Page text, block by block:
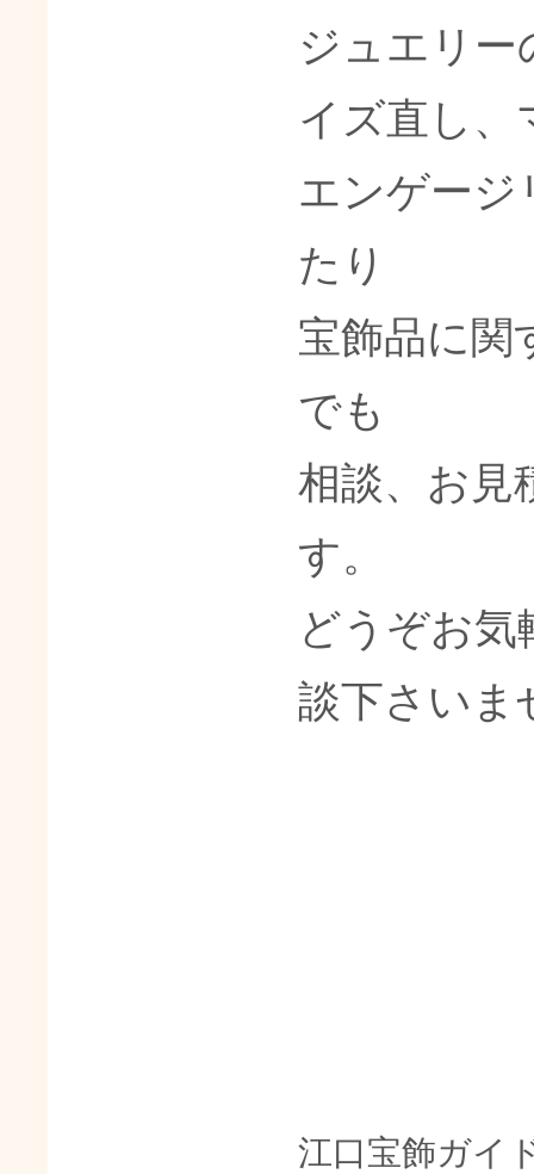
ジュエリー
イズ直し、
エンゲージ
たり
宝飾品に関
でも
相談、お見
す。
どうぞお気
談下さいま
江口宝飾ガイ